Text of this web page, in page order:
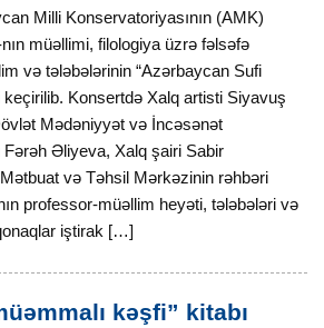
Milli Konservatoriyasının (AMK)
müəllimi, filologiya üzrə fəlsəfə
və tələbələrinin “Azərbaycan Sufi
keçirilib. Konsertdə Xalq artisti Siyavuş
Mədəniyyət və İncəsənət
Əliyeva, Xalq şairi Sabir
Mətbuat və Təhsil Mərkəzinin rəhbəri
professor-müəllim heyəti, tələbələri və
iştirak […]
kəşfi” kitabı